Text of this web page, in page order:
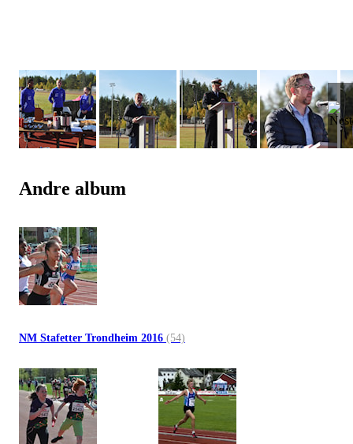
Andre album
NM Stafetter Trondheim 2016 (54)